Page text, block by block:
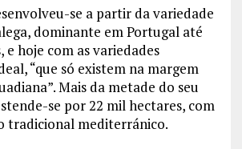
se a partir da variedade
dominante em Portugal até
e hoje com as variedades
“que só existem na margem
Mais da metade do seu
se por 22 mil hectares, com
tradicional mediterránico.